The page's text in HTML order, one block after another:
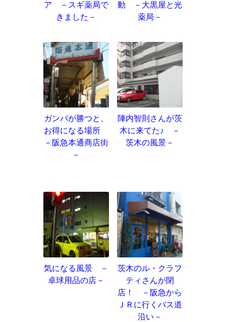
ア －スギ薬局で
きました－
動 －大黒屋と光
薬局－
ガンバが勝つと、
お得になる場所
－阪急本通商店街
－
陣内智則さんが茨
木に来てた♪ －
茨木の風景－
気になる風景 －
卓球用品の店－
茨木のル・クラフ
ティさんが閉
店！ －阪急から
ＪＲに行くバス道
沿い－